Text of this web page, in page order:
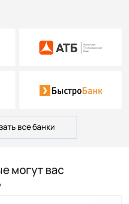
все банки
могут вас